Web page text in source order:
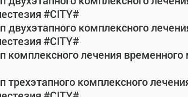
#CITY#
двухэтапного комплексного
#CITY#
комплексного лечения
трехэтапного комплексного